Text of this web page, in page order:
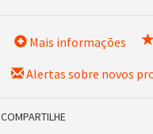
Mais informações
Alertas sobre novos
COMPARTILHE